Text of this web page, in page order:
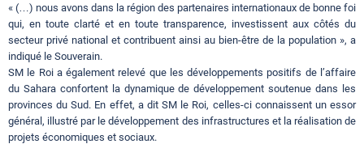
« (…) nous avons dans la région des partenaires internationaux de bonne foi
qui, en toute clarté et en toute transparence, investissent aux côtés du
secteur privé national et contribuent ainsi au bien-être de la population », a
indiqué le Souverain.
SM le Roi a également relevé que les développements positifs de l’affaire
du Sahara confortent la dynamique de développement soutenue dans les
provinces du Sud. En effet, a dit SM le Roi, celles-ci connaissent un essor
général, illustré par le développement des infrastructures et la réalisation de
projets économiques et sociaux.